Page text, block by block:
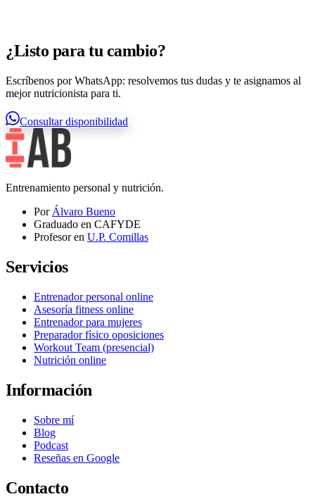
¿Listo para tu cambio?
Escríbenos por WhatsApp: resolvemos tus dudas y te asignamos al
mejor nutricionista para ti.
Consultar disponibilidad
Entrenamiento personal y nutrición.
Por Álvaro Bueno
Graduado en CAFYDE
Profesor en U.P. Comillas
Servicios
Entrenador personal online
Asesoría fitness online
Entrenador para mujeres
Preparador físico oposiciones
Workout Team (presencial)
Nutrición online
Información
Sobre mí
Blog
Podcast
Reseñas en Google
Contacto